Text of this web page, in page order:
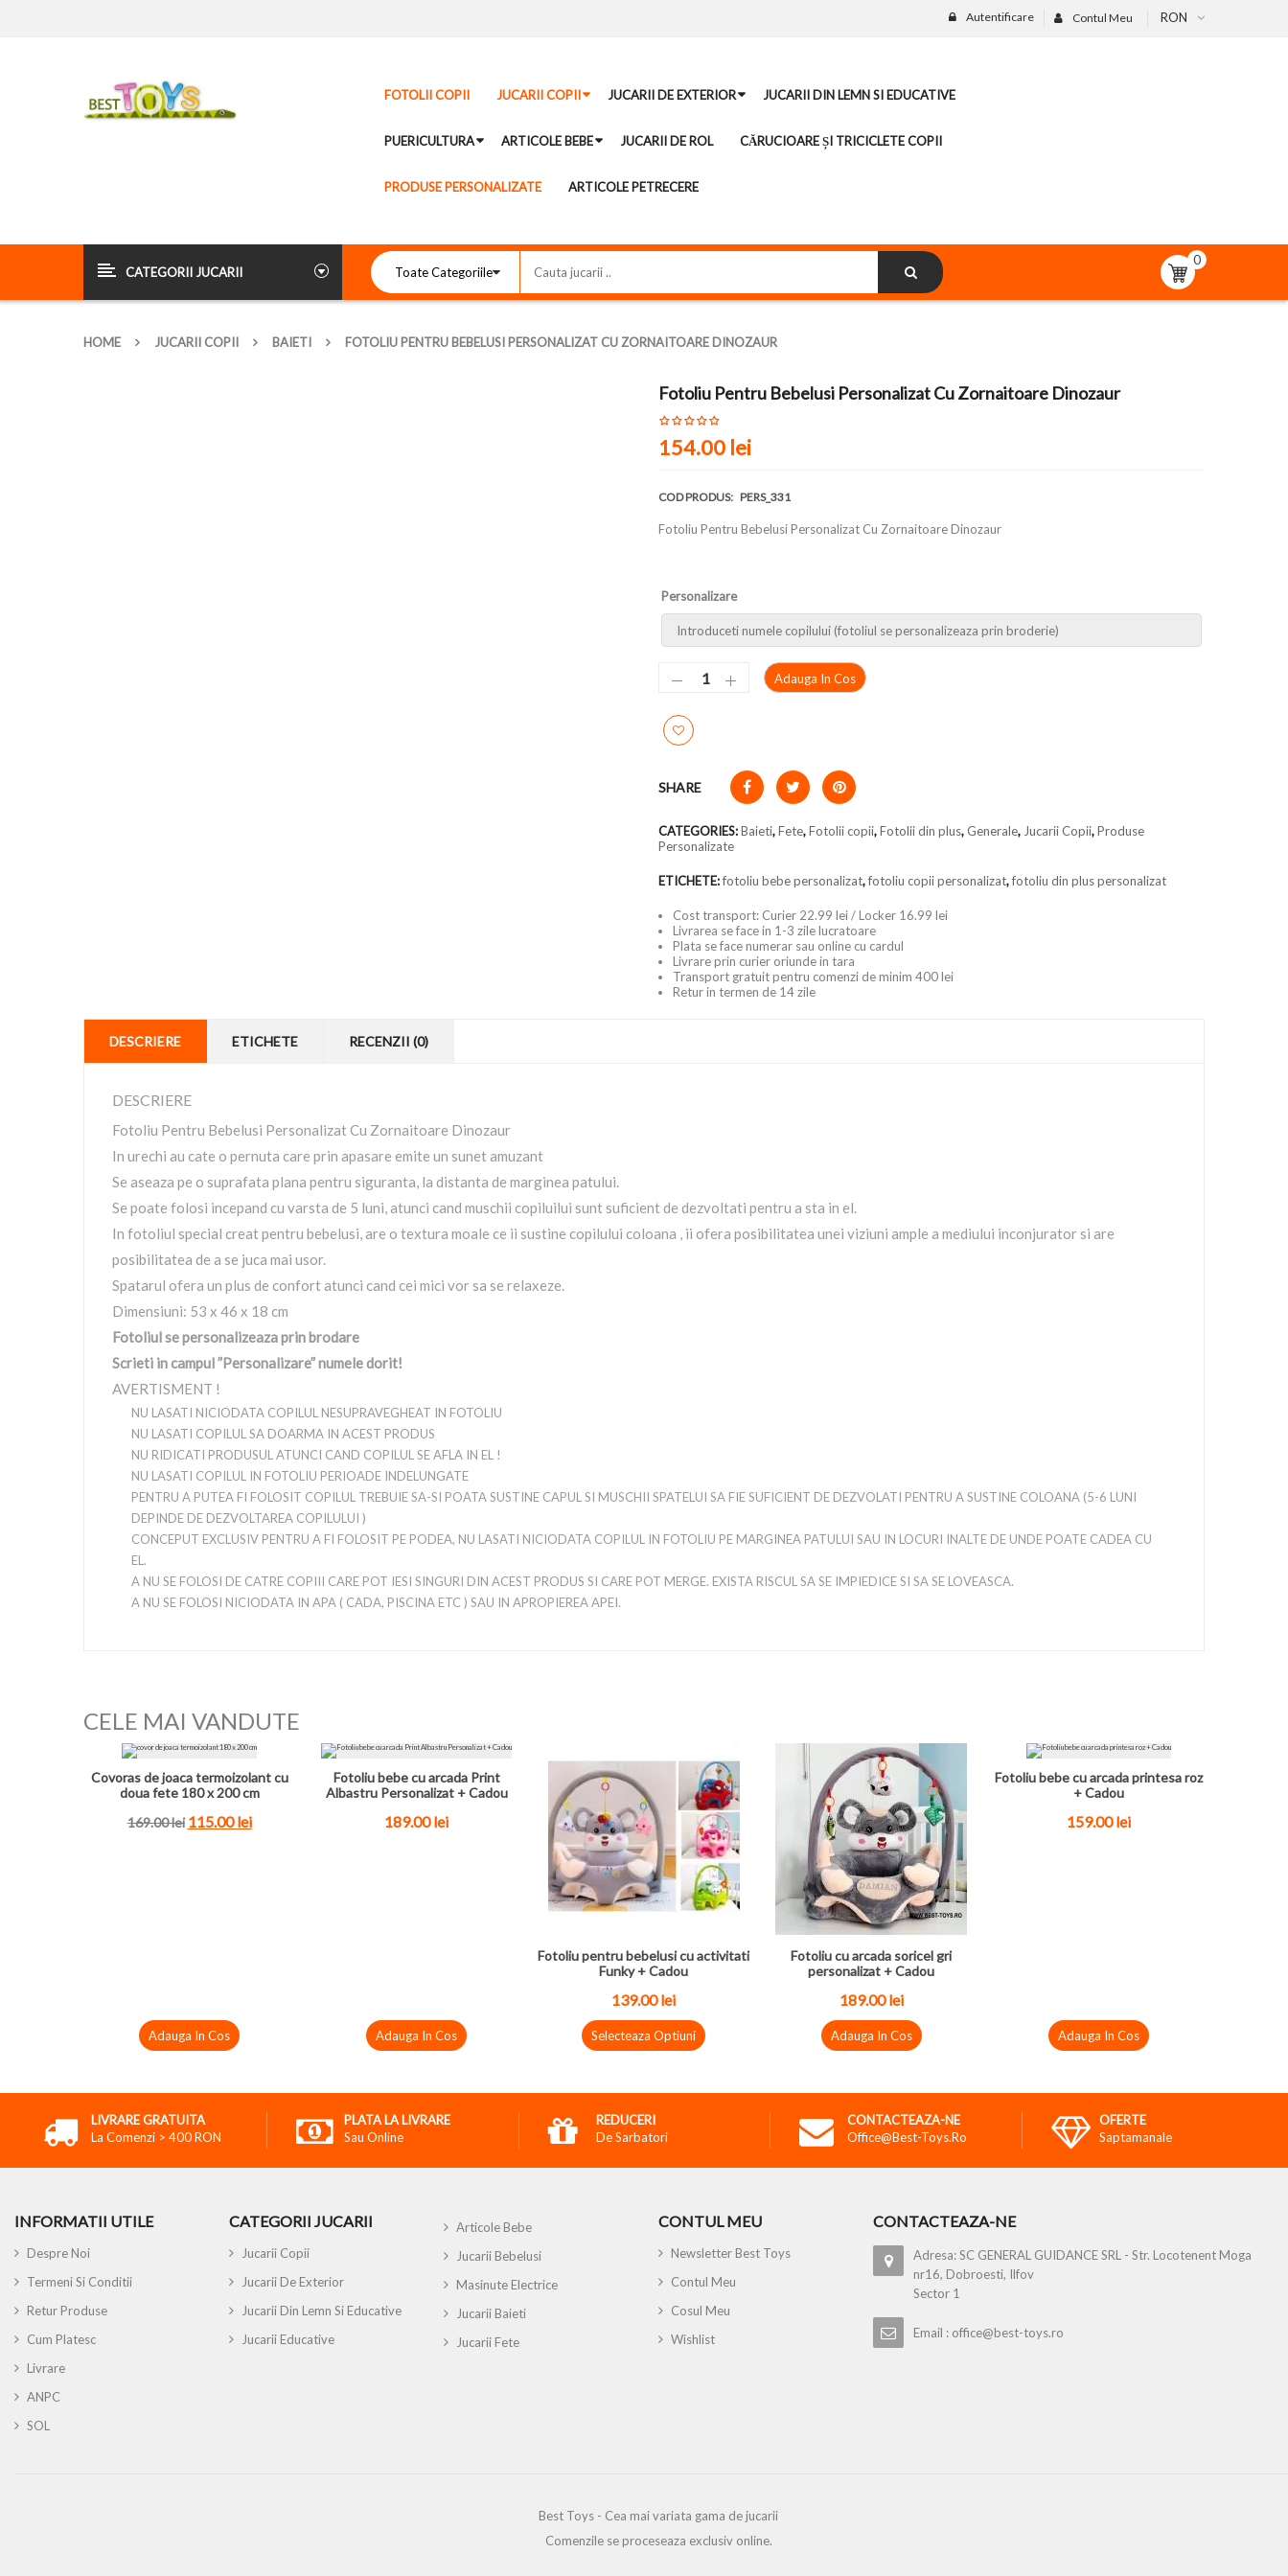
RON
Contul Meu
Autentificare
FOTOLII COPII JUCARII COPII JUCARII DE EXTERIOR JUCARII DIN LEMN SI EDUCATIVE
PUERICULTURA ARTICOLE BEBE JUCARII DE ROL CĂRUCIOARE ȘI TRICICLETE COPII
PRODUSE PERSONALIZATE ARTICOLE PETRECERE
CATEGORII JUCARII
0
HOME JUCARII COPII BAIETI FOTOLIU PENTRU BEBELUSI PERSONALIZAT CU ZORNAITOARE DINOZAUR
Fotoliu Pentru Bebelusi Personalizat Cu Zornaitoare Dinozaur
154.00 lei
COD PRODUS: PERS_331
Fotoliu Pentru Bebelusi Personalizat Cu Zornaitoare Dinozaur
Personalizare
Adauga In Cos
SHARE
CATEGORIES:Baieti,Fete,Fotolii copii,Fotolii din plus, Generale, Jucarii Copii,Produse
Personalizate
ETICHETE:fotoliu bebe personalizat,fotoliu copii personalizat,fotoliu din plus personalizat
Cost transport: Curier 22.99 lei / Locker 16.99 lei
Livrarea se face in 1-3 zile lucratoare
Plata se face numerar sau online cu cardul
Livrare prin curier oriunde in tara
Transport gratuit pentru comenzi de minim 400 lei
Retur in termen de 14 zile
DESCRIERE ETICHETE RECENZII (0)
DESCRIERE
Fotoliu Pentru Bebelusi Personalizat Cu Zornaitoare Dinozaur
In urechi au cate o pernuta care prin apasare emite un sunet amuzant
Se aseaza pe o suprafata plana pentru siguranta, la distanta de marginea patului.
Se poate folosi incepand cu varsta de 5 luni, atunci cand muschii copiluilui sunt suficient de dezvoltati pentru a sta in el.
In fotoliul special creat pentru bebelusi, are o textura moale ce ii sustine copilului coloana , ii ofera posibilitatea unei viziuni ample a mediului inconjurator si are
posibilitatea de a se juca mai usor.
Spatarul ofera un plus de confort atunci cand cei mici vor sa se relaxeze.
Dimensiuni: 53 x 46 x 18 cm
Fotoliul se personalizeaza prin brodare
Scrieti in campul ”Personalizare” numele dorit!
AVERTISMENT !
NU LASATI NICIODATA COPILUL NESUPRAVEGHEAT IN FOTOLIU
NU LASATI COPILUL SA DOARMA IN ACEST PRODUS
NU RIDICATI PRODUSUL ATUNCI CAND COPILUL SE AFLA IN EL !
NU LASATI COPILUL IN FOTOLIU PERIOADE INDELUNGATE
PENTRU A PUTEA FI FOLOSIT COPILUL TREBUIE SA-SI POATA SUSTINE CAPUL SI MUSCHII SPATELUI SA FIE SUFICIENT DE DEZVOLATI PENTRU A SUSTINE COLOANA (5-6 LUNI
DEPINDE DE DEZVOLTAREA COPILULUI )
CONCEPUT EXCLUSIV PENTRU A FI FOLOSIT PE PODEA, NU LASATI NICIODATA COPILUL IN FOTOLIU PE MARGINEA PATULUI SAU IN LOCURI INALTE DE UNDE POATE CADEA CU
EL.
A NU SE FOLOSI DE CATRE COPIII CARE POT IESI SINGURI DIN ACEST PRODUS SI CARE POT MERGE. EXISTA RISCUL SA SE IMPIEDICE SI SA SE LOVEASCA.
A NU SE FOLOSI NICIODATA IN APA ( CADA, PISCINA ETC ) SAU IN APROPIEREA APEI.
CELE MAI VANDUTE
Covoras de joaca termoizolant cu
doua fete 180 x 200 cm
169.00 lei 115.00 lei
Adauga In Cos
Fotoliu bebe cu arcada Print
Albastru Personalizat + Cadou
189.00 lei
Adauga In Cos
Fotoliu pentru bebelusi cu activitati
Funky + Cadou
139.00 lei
Selecteaza Optiuni
Fotoliu cu arcada soricel gri
personalizat + Cadou
189.00 lei
Adauga In Cos
Fotoliu bebe cu arcada printesa roz
+ Cadou
159.00 lei
Adauga In Cos
LIVRARE GRATUITA
La Comenzi > 400 RON
PLATA LA LIVRARE
Sau Online
REDUCERI
De Sarbatori
CONTACTEAZA-NE
Office@best-Toys.ro
OFERTE
Saptamanale
INFORMATII UTILE
Despre Noi
Termeni Si Conditii
Retur Produse
Cum Platesc
Livrare
ANPC
SOL
CATEGORII JUCARII
Jucarii Copii
Jucarii De Exterior
Jucarii Din Lemn Si Educative
Jucarii Educative
Articole Bebe
Jucarii Bebelusi
Masinute Electrice
Jucarii Baieti
Jucarii Fete
CONTUL MEU
Newsletter Best Toys
Contul Meu
Cosul Meu
Wishlist
CONTACTEAZA-NE
Adresa: SC GENERAL GUIDANCE SRL - Str. Locotenent Moga
nr16, Dobroesti, Ilfov
Sector 1
Email : office@best-toys.ro
Best Toys - Cea mai variata gama de jucarii
Comenzile se proceseaza exclusiv online.